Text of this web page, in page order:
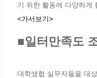
기 위한 활동에 다양하게
<가서보기>
■일터만족도
대학생협 실무자들을 대